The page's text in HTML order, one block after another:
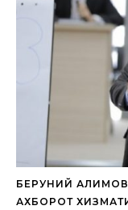
БЕРУНИЙ
АХБОРОТ